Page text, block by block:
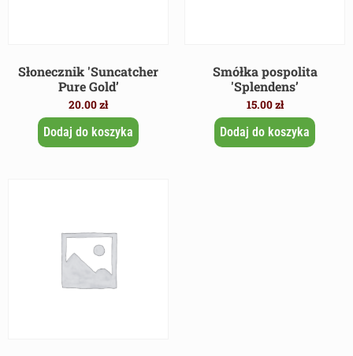
Słonecznik 'Suncatcher
Pure Gold’
20.00zł
Dodaj do koszyka
Smółka pospolita
'Splendens’
15.00zł
Dodaj do koszyka